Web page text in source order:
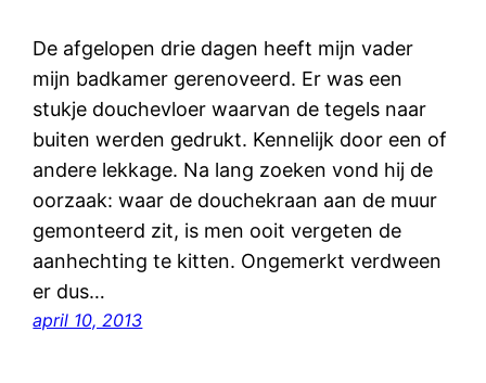
De afgelopen drie dagen heeft mijn vader
mijn badkamer gerenoveerd. Er was een
stukje douchevloer waarvan de tegels naar
buiten werden gedrukt. Kennelijk door een of
andere lekkage. Na lang zoeken vond hij de
oorzaak: waar de douchekraan aan de muur
gemonteerd zit, is men ooit vergeten de
aanhechting te kitten. Ongemerkt verdween
er dus…
april 10, 2013